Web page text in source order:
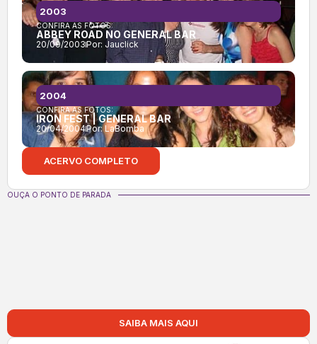
CONFIRA AS FOTOS:
ABBEY ROAD NO GENERAL BAR
20/09/2003Por: Jauclick
2003
CONFIRA AS FOTOS:
IRON FEST | GENERAL BAR
20/04/2004Por:LaBomba
2004
ACERVO COMPLETO
OUÇA O PONTO DE PARADA
SAIBA MAIS AQUI